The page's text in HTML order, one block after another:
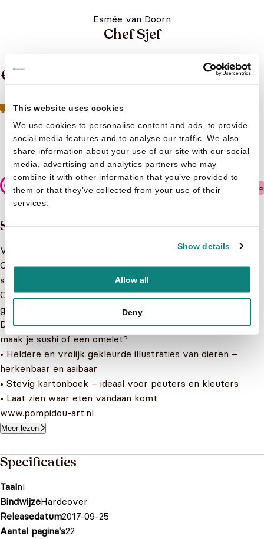
This website uses cookies
We use cookies to personalise content and ads, to provide
social media features and to analyse our traffic. We also
share information about your use of our site with our social
media, advertising and analytics partners who may
combine it with other information that you’ve provided to
them or that they’ve collected from your use of their
services.
Show details
Allow all
Deny
Esmée van Doorn
Chef Sjef
€ 8,99
Niet op voorraad
Veilig betalen
Samenvatting
Vrolijk gekleurd kijk- en zoekboek over eten
Chef Sjef kan toveren met worteltjes. In zijn restaurant
smullen alle konijnen van zijn kookkunst.
Op een dag zitten er vreemde gasten aan tafel. Zij willen
geen worteltaart, maar kaassouflé en paddenstoelensoep.
Die gerechten heeft Chef Sjef nog nooit gekookt. En hoe
maak je sushi of een omelet?
• Heldere en vrolijk gekleurde illustraties van dieren –
herkenbaar en aaibaar
• Stevig kartonboek – ideaal voor peuters en kleuters
• Laat zien waar eten vandaan komt
www.pompidou-art.nl
Meer lezen
Specificaties
Taalnl
BindwijzeHardcover
Releasedatum2017-09-25
Aantal pagina's22